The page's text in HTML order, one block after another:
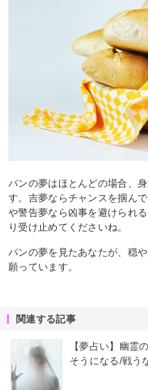
パンの夢はほとんどの場合、
す。吉夢ならチャンスを掴ん
や警告夢なら凶事を避けられ
り受け止めてくださいね。
パンの夢を見たあなたが、穏
願っています。
関連する記事
【夢占い】幽霊
そうになる/戦う